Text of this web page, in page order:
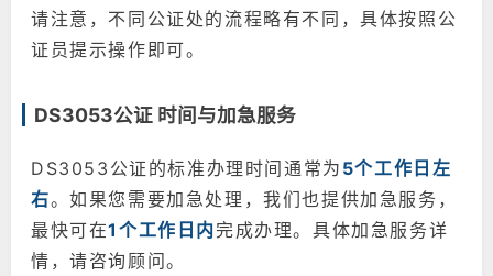
请注意，不同公证处的流程略有不同，具体按照公
证员提示操作即可。
DS3053公证 时间与加急服务
DS3053公证的标准办理时间通常为 5个工作日左
右。如果您需要加急处理，我们也提供加急服务，
最快可在1个工作日内完成办理。具体加急服务详
情，请咨询顾问。